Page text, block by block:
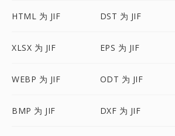
HTML 为 JIF DST 为 JIF
XLSX 为 JIF EPS 为 JIF
WEBP 为 JIF ODT 为 JIF
BMP 为 JIF DXF 为 JIF